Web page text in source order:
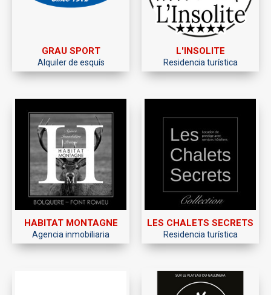
GRAU SPORT
Alquiler de esquís
L'INSOLITE
Residencia turística
HABITAT MONTAGNE
Agencia inmobiliaria
LES CHALETS SECRETS
Residencia turística